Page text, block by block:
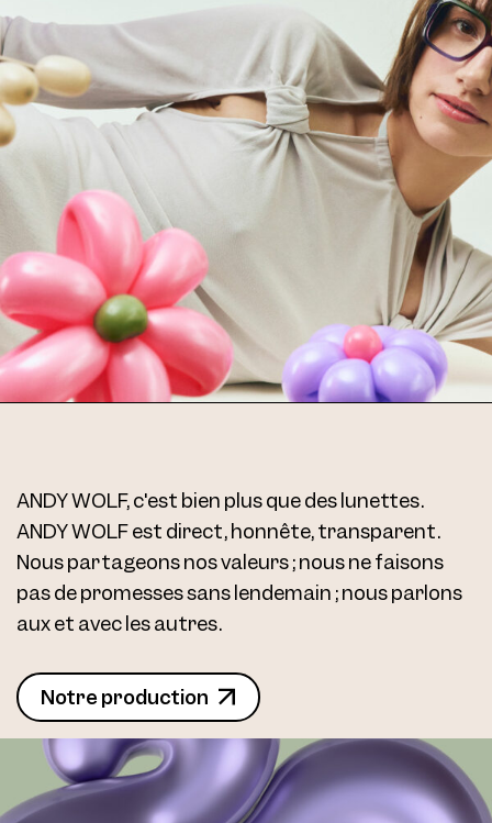
ANDY WOLF, c'est bien plus que des lunettes.
ANDY WOLF est direct, honnête, transparent.
Nous partageons nos valeurs ; nous ne faisons
pas de promesses sans lendemain ; nous parlons
aux et avec les autres.
Notre production